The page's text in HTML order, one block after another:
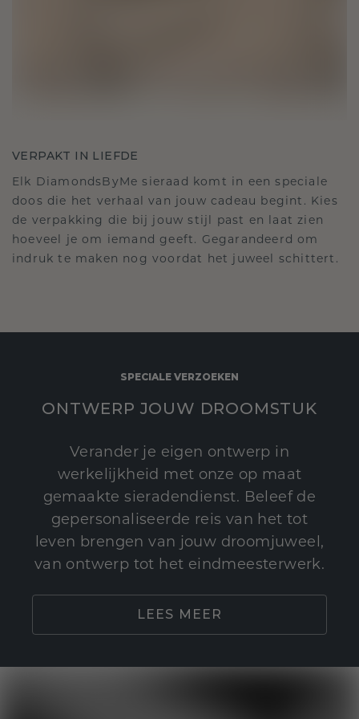
VERPAKT IN LIEFDE
Elk DiamondsByMe sieraad komt in een speciale
doos die het verhaal van jouw cadeau begint. Kies
de verpakking die bij jouw stijl past en laat zien
hoeveel je om iemand geeft. Gegarandeerd om
indruk te maken nog voordat het juweel schittert.
SPECIALE VERZOEKEN
ONTWERP JOUW DROOMSTUK
Verander je eigen ontwerp in
werkelijkheid met onze op maat
gemaakte sieradendienst. Beleef de
gepersonaliseerde reis van het tot
leven brengen van jouw droomjuweel,
van ontwerp tot het eindmeesterwerk.
LEES MEER